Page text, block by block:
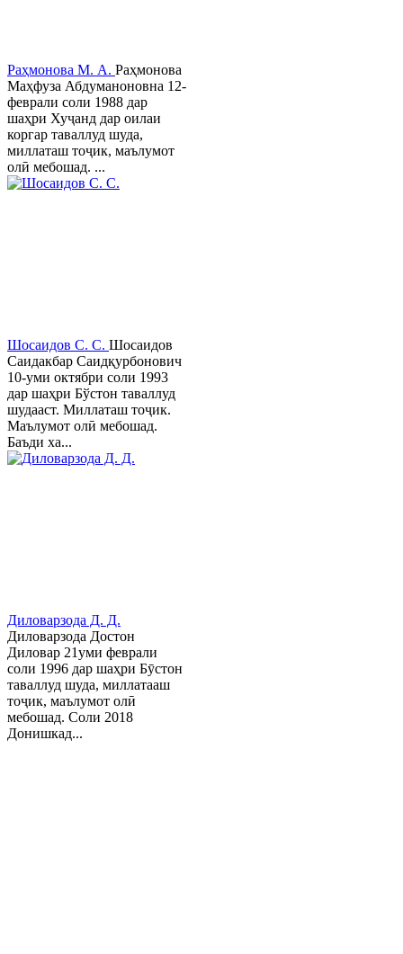
Раҳмонова М. А. Раҳмонова
Маҳфуза Абдуманоновна 12-
феврали соли 1988 дар
шаҳри Хуҷанд дар оилаи
коргар таваллуд шуда,
миллаташ тоҷик, маълумот
олӣ мебошад. ...
Шосаидов С. С. Шосаидов
Саидакбар Саидқурбонович
10-уми октябри соли 1993
дар шаҳри Бўстон таваллуд
шудааст. Миллаташ тоҷик.
Маълумот олӣ мебошад.
Баъди ха...
Диловарзода Д. Д.
Диловарзода Достон
Диловар 21уми феврали
соли 1996 дар шаҳри Бӯстон
таваллуд шуда, миллатааш
тоҷик, маълумот олӣ
мебошад. Соли 2018
Донишкад...